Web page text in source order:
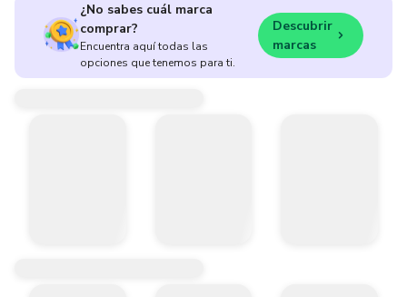
¿No sabes cuál marca
comprar?
Encuentra aquí todas las
opciones que tenemos para ti.
Descubrir
marcas